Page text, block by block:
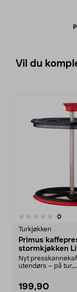
Vil du
0
Turkjøkken
Primus
stormkjøkken
Nyt
utendørs – på tur,
199,90